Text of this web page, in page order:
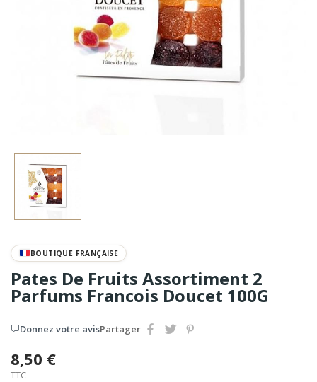
BOUTIQUE FRANÇAISE
Pates De Fruits Assortiment 2
Parfums Francois Doucet 100G
Donnez votre avisPartager
8,50 €
TTC